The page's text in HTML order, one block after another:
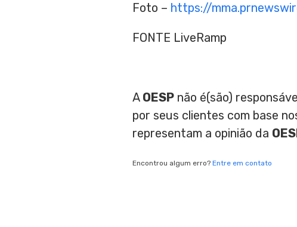
Foto – https://
FONTE LiveRamp
A OESP não é(são)
por seus clientes com base
representam a opinião da
Encontrou algum erro? Entre em contato